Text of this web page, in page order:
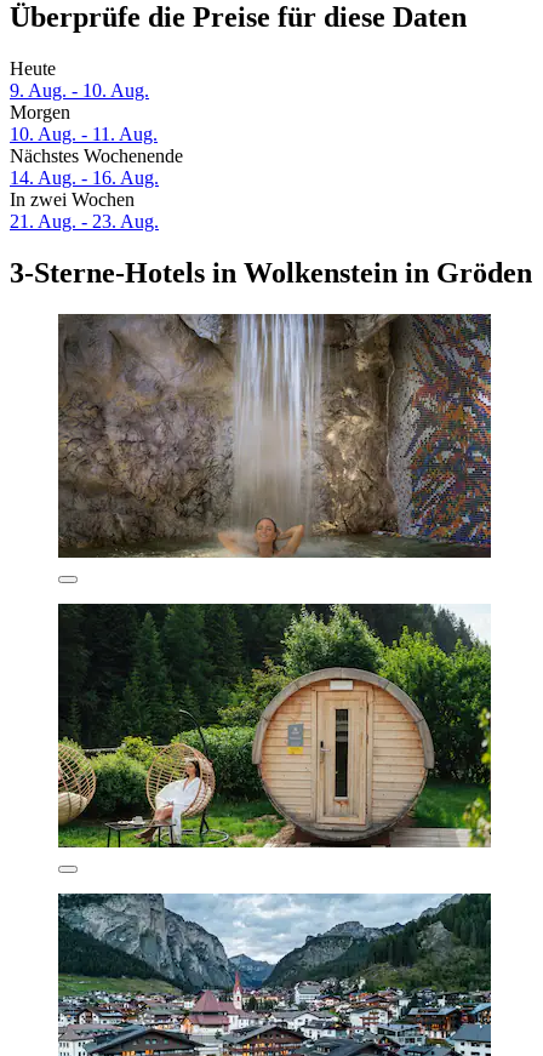
Überprüfe die Preise für diese Daten
Heute
9. Aug. - 10. Aug.
Morgen
10. Aug. - 11. Aug.
Nächstes Wochenende
14. Aug. - 16. Aug.
In zwei Wochen
21. Aug. - 23. Aug.
3-Sterne-Hotels in Wolkenstein in Gröden